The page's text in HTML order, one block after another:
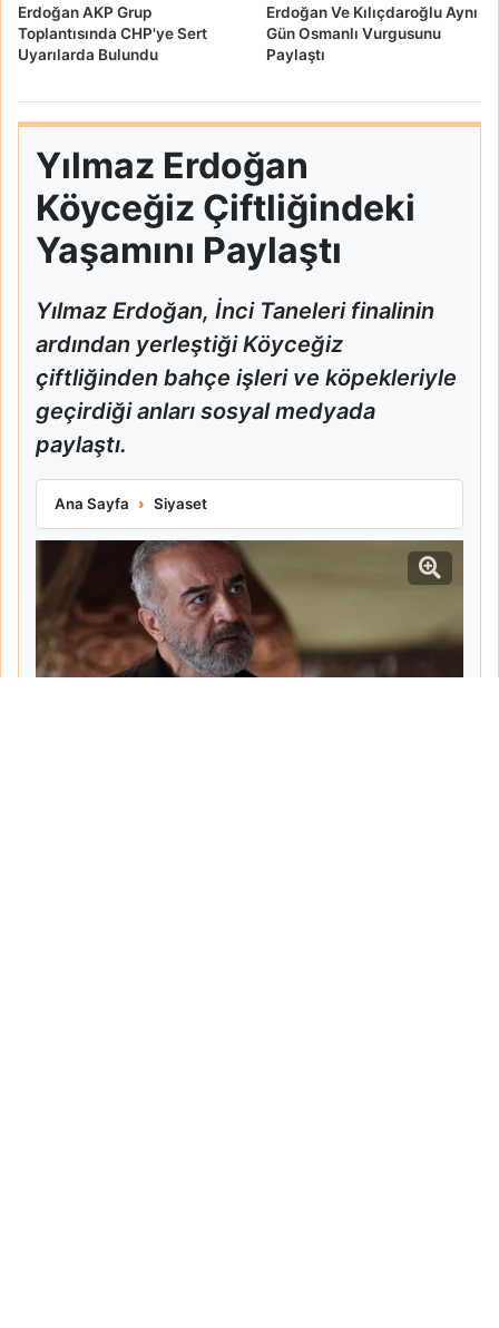
Erdoğan AKP Grup
Toplantısında CHP'ye Sert
Uyarılarda Bulundu
Erdoğan Ve Kılıçdaroğlu Aynı
Gün Osmanlı Vurgusunu
Paylaştı
Yılmaz Erdoğan
Köyceğiz Çiftliğindeki
Yaşamını Paylaştı
Yılmaz Erdoğan, İnci Taneleri finalinin
ardından yerleştiği Köyceğiz
çiftliğinden bahçe işleri ve köpekleriyle
geçirdiği anları sosyal medyada
paylaştı.
Ana Sayfa Siyaset
Yılmaz Erdoğan Köyceğiz Çiftliğindeki Yaşamını Paylaştı